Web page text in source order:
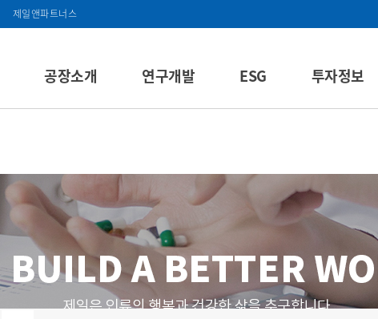
제일앤파트너스
공장소개 연구개발 ESG 투자정보